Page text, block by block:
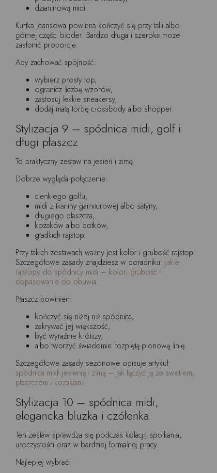
dzianinową midi.
Kurtka jeansowa powinna kończyć się przy talii albo
górnej części bioder. Bardzo długa i szeroka może
zasłonić proporcje.
Aby zachować spójność:
wybierz prosty top,
ogranicz liczbę wzorów,
zastosuj lekkie sneakersy,
dodaj małą torbę crossbody albo shopper.
Stylizacja 9 – spódnica midi, golf i
długi płaszcz
To praktyczny zestaw na jesień i zimę.
Dobrze wygląda połączenie:
cienkiego golfu,
midi z tkaniny garniturowej albo satyny,
długiego płaszcza,
kozaków albo botków,
gładkich rajstop.
Przy takich zestawach ważny jest kolor i grubość rajstop.
Szczegółowe zasady znajdziesz w poradniku: jakie
rajstopy do spódnicy midi – kolor, grubość i
dopasowanie do obuwia.
Płaszcz powinien:
kończyć się niżej niż spódnica,
zakrywać jej większość,
być wyraźnie krótszy,
albo tworzyć świadomie rozpiętą pionową linię.
Szczegółowe zasady sezonowe opisuje artykuł:
spódnica midi jesienią i zimą – jak łączyć ją ze swetrem,
płaszczem i kozakami.
Stylizacja 10 – spódnica midi,
elegancka bluzka i czółenka
Ten zestaw sprawdza się podczas kolacji, spotkania,
uroczystości oraz w bardziej formalnej pracy.
Najlepiej wybrać: